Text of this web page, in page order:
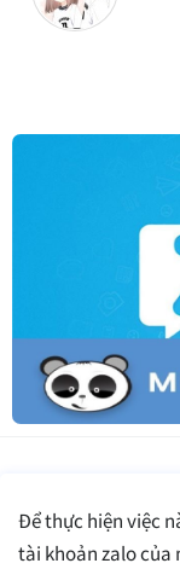
Để thực hiện việc
tài khoản zalo của